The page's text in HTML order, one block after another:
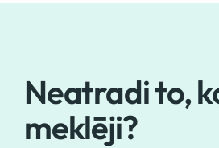
Neatradi to,
meklēji?